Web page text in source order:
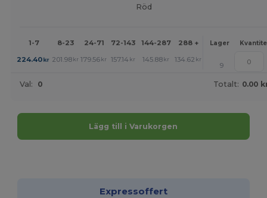
Röd
1-7 8-23 24-71 72-143 144-287 288 + Mer
Lager
224.40kr 201.98 kr 179.56 kr 157.14 kr 145.88 kr 134.62 kr
9
Val: 0 Totalt: 0.00
Lägg till i Varukorgen
Expressoffert